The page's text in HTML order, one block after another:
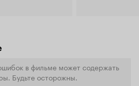
например,
рамках
в фильме может содержать
Будьте осторожны.